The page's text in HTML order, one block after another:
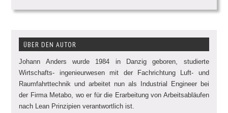
ÜBER DEN AUTOR
Johann Anders wurde 1984 in Danzig geboren, studierte
Wirtschafts- ingenieurwesen mit der Fachrichtung Luft- und
Raumfahrttechnik und arbeitet nun als Industrial Engineer bei
der Firma Metabo, wo er für die Erarbeitung von Arbeitsabläufen
nach Lean Prinzipien verantwortlich ist.